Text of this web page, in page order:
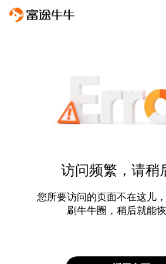
访问频繁，请稍
您所要访问的页面不在这儿
刷牛牛圈，稍后就能